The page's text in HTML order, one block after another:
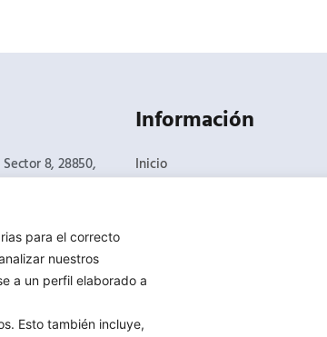
para el correcto
nuestros
a un perfil elaborado a
Esto también incluye,
8, 28850,
Información
Inicio
Delegaciones
Servicio Técnico